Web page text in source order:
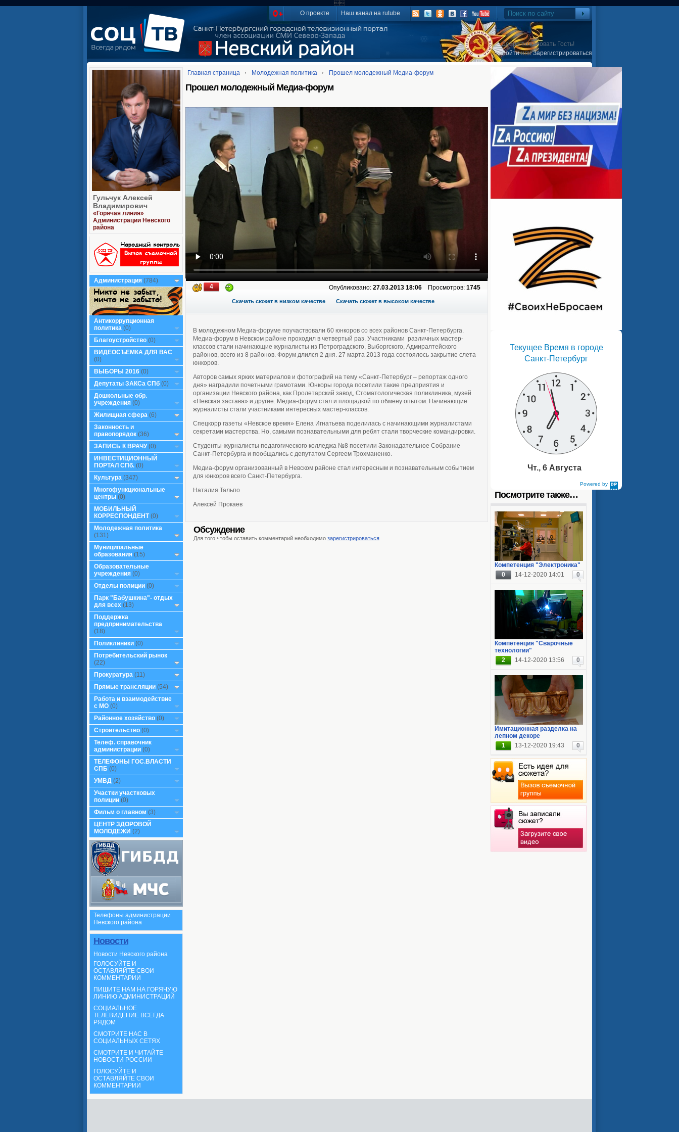

О проекте Наш канал на rutube
Добро пожаловать Гость!
ВойтиилиЗарегистрироваться
Гульчук Алексей
Владимирович
«Горячая линия»
Администрации Невского
района
Администрация (784)
Антикоррупционная
политика (0)
Благоустройство (0)
ВИДЕОСЪЕМКА ДЛЯ ВАС
(0)
ВЫБОРЫ 2016 (0)
Депутаты ЗАКСа СПб (0)
Дошкольные обр.
учреждения (0)
Жилищная сфера (6)
Законность и
правопорядок (36)
ЗАПИСЬ К ВРАЧУ(0)
ИНВЕСТИЦИОННЫЙ
ПОРТАЛ СПб. (0)
Культура (347)
Многофункциональные
центры (0)
МОБИЛЬНЫЙ
КОРРЕСПОНДЕНТ(0)
Молодежная политика
(131)
Муниципальные
образования (15)
Образовательные
учреждения (0)
Отделы полиции (0)
Парк "Бабушкина"- отдых
для всех (13)
Поддержка
предпринимательства
(18)
Поликлиники (0)
Потребительский рынок
(22)
Прокуратура (11)
Прямые трансляции (54)
Работа и взаимодействие
с МО (0)
Районное хозяйство (0)
Строительство (0)
Телеф. справочник
администрации (0)
ТЕЛЕФОНЫ ГОС.ВЛАСТИ
СПБ (0)
УМВД (2)
Участки участковых
полиции (0)
Фильм о главном (3)
ЦЕНТР ЗДОРОВОЙ
МОЛОДЕЖИ (2)
Телефоны администрации
Невского района
Новости
Новости Невского района
ГОЛОСУЙТЕ И
ОСТАВЛЯЙТЕ СВОИ
КОММЕНТАРИИ
ПИШИТЕ НАМ НА ГОРЯЧУЮ
ЛИНИЮ АДМИНИСТРАЦИЙ
СОЦИАЛЬНОЕ
ТЕЛЕВИДЕНИЕ ВСЕГДА
РЯДОМ
СМОТРИТЕ НАС В
СОЦИАЛЬНЫХ СЕТЯХ
СМОТРИТЕ И ЧИТАЙТЕ
НОВОСТИ РОССИИ
ГОЛОСУЙТЕ И
ОСТАВЛЯЙТЕ СВОИ
КОММЕНТАРИИ
Главная страница Молодежная политика Прошел молодежный Медиа-форум
Прошел молодежный Медиа-форум
4 Опубликовано: 27.03.2013 18:06 Просмотров: 1745
Скачать сюжет в низком качестве Скачать сюжет в высоком качестве
В молодежном Медиа-форуме поучаствовали 60 юнкоров со всех районов Санкт-Петербурга.
Медиа-форум в Невском районе проходил в четвертый раз. Участниками различных мастер-
классов стали начинающие журналисты из Петроградского, Выборгского, Адмиралтейского
районов, всего из 8 районов. Форум длился 2 дня. 27 марта 2013 года состоялось закрытие слета
юнкоров.
Авторов самых ярких материалов и фотографий на тему «Санкт-Петербург – репортаж одного
дня» наградили почетными грамотами. Юнкоры города посетили такие предприятия и
организации Невского района, как Пролетарский завод, Стоматологическая поликлиника, музей
«Невская застава» и другие. Медиа-форум стал и площадкой по обмену опытом. Начинающие
журналисты стали участниками интересных мастер-классов.
Спецкорр газеты «Невское время» Елена Игнатьева поделилась с начинающими журналистами
секретами мастерства. Но, самыми познавательными для ребят стали творческие командировки.
Студенты-журналисты педагогического колледжа №8 посетили Законадательное Собрание
Санкт-Петербурга и пообщались с депутатом Сергеем Трохманенко.
Медиа-форум организованный в Невском районе стал интересным и познавательным событием
для юнкоров всего Санкт-Петербурга.
Наталия Тальпо
Алексей Прокаев
Обсуждение
Для того чтобы оставить комментарий необходимо зарегистрироваться
Powered by
DaysPedia.com
Текущее Время в городе
Санкт-Петербург
Чт., 6 Августа
Посмотрите также…
Компетенция "Электроника"
0
0 14-12-2020 14:01
Компетенция "Сварочные
технологии"
0
2 14-12-2020 13:56
Имитационная разделка на
лепном декоре
0
1 13-12-2020 19:43